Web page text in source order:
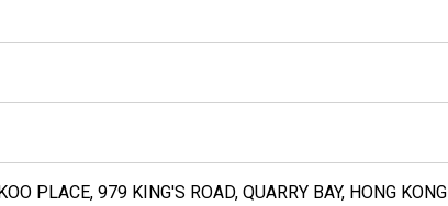
PLACE, 979 KING'S ROAD, QUARRY BAY, HONG KONG